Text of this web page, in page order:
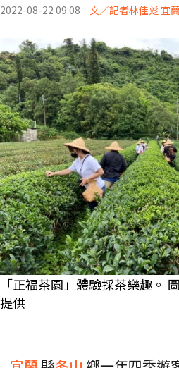
2022-08-22 09:08 文／記者林佳彣 宜
「正福茶園」體驗採茶樂趣。
提供